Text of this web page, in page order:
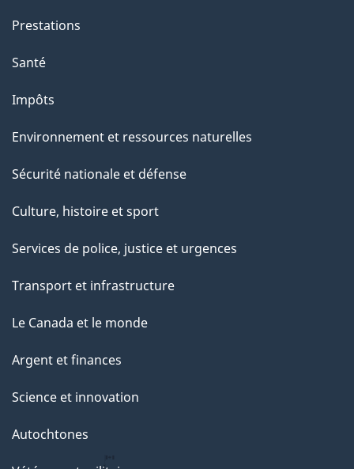
e
p
g
e
Prestations
Santé
Impôts
Environnement et ressources naturelles
Sécurité nationale et défense
Culture, histoire et sport
Services de police, justice et urgences
Transport et infrastructure
Le Canada et le monde
Argent et finances
Science et innovation
Autochtones